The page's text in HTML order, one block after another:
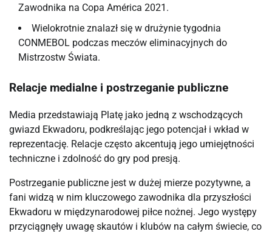
Zawodnika na Copa América 2021.
Wielokrotnie znalazł się w drużynie tygodnia
CONMEBOL podczas meczów eliminacyjnych do
Mistrzostw Świata.
Relacje medialne i postrzeganie publiczne
Media przedstawiają Platę jako jedną z wschodzących
gwiazd Ekwadoru, podkreślając jego potencjał i wkład w
reprezentację. Relacje często akcentują jego umiejętności
techniczne i zdolność do gry pod presją.
Postrzeganie publiczne jest w dużej mierze pozytywne, a
fani widzą w nim kluczowego zawodnika dla przyszłości
Ekwadoru w międzynarodowej piłce nożnej. Jego występy
przyciągnęły uwagę skautów i klubów na całym świecie, co